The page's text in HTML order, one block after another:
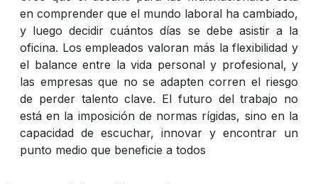
en comprender que el mundo laboral ha cambiado,
y luego decidir cuántos días se debe asistir a la
oficina. Los empleados valoran más la flexibilidad y
el balance entre la vida personal y profesional, y
las empresas que no se adapten corren el riesgo
de perder talento clave. El futuro del trabajo no
está en la imposición de normas rígidas, sino en la
capacidad de escuchar, innovar y encontrar un
punto medio que beneficie a todos